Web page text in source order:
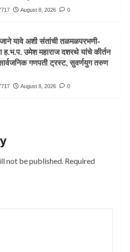
August 8, 2026
0
यावे अशी संतांची तळमळपरभणी-
ह.भ.प. उमेश महाराज दशरथे यांचे कीर्तन
गणपती ट्रस्ट, सुवर्णयुग तरुण
August 8, 2026 0
not be published. Required